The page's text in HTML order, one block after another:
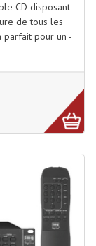
CD disposant
de tous les
parfait pour un -